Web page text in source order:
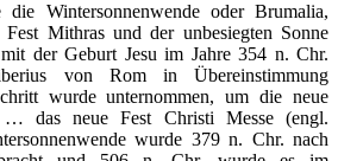
die Wintersonnenwende oder Brumalia,
Mithras und der unbesiegten Sonne
der Geburt Jesu im Jahre 354 n. Chr.
von Rom in Übereinstimmung
wurde unternommen, um die neue
… das neue Fest Christi Messe (engl.
wurde 379 n. Chr. nach